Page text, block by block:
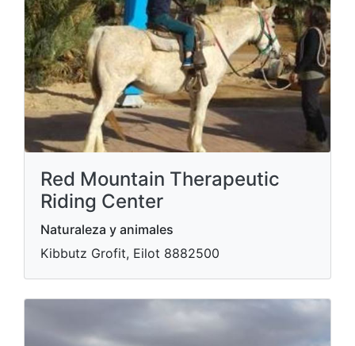
Red Mountain Therapeutic
Riding Center
Naturaleza y animales
Kibbutz Grofit, Eilot 8882500